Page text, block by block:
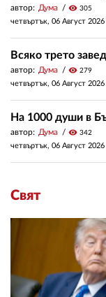
автор: Дума visibility 305
четвъртък, 06 Август
Всяко трето
автор: Дума visibility 279
четвъртък, 06 Август
На 1000 души в
автор: Дума visibility 342
четвъртък, 06 Август
Свят